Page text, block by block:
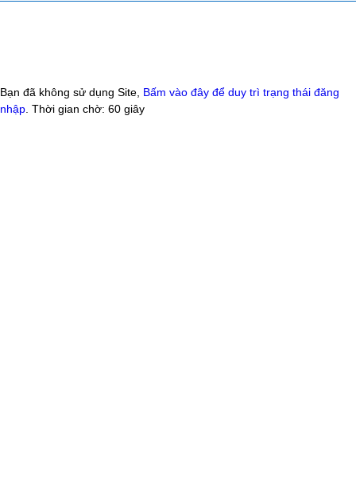
Bạn đã không sử dụng Site, Bấm vào đây để duy trì trạng thái đăng
nhập . Thời gian chờ: 60 giây